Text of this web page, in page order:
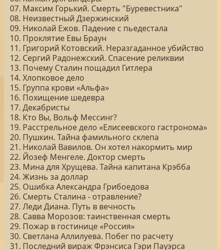
07. Максим Горький. Смерть "Буревестника"
08. Неизвестный Дзержинский
09. Николай Ежов. Падение с пьедестала
10. Проклятие Евы Браун
11. Григорий Котовский. Неразгаданное убийство
12. Сергий Радонежский. Спасение реликвии
13. Почему Сталин пощадил Гитлера
14. Хлопковое дело
15. Группа крови «Альфа»
16. Похищение шедевра
17. Декабристы
18. Кто Вы, Вольф Мессинг?
19. Расстрельное дело «Елисеевского гастронома»
20. Пушкин. Тайна фамильного склепа
21. Николай Вавилов. Он хотел накормить мир
22. Йозеф Менгеле. Доктор смерть
23. Мина для Хрущева. Тайна капитана Крэбба
24. Жизнь за доллар
25. Ошибка Александра Грибоедова
26. Смерть Сталина - отравление?
27. Леди Диана. Путь в вечность
28. Савва Морозов: таинственная смерть
29. Пожар в гостинице «Россия»
30. Светлана Аллилуева. Побег по расчету
31. Последний вираж Фрэнсиса Гэри Пауэрса